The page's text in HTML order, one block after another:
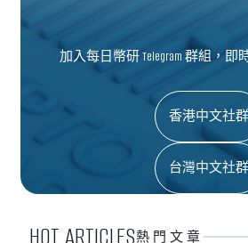
加入每日幣研 Telegram 群組，
香港中文社群
台灣中文社群
熱門文章